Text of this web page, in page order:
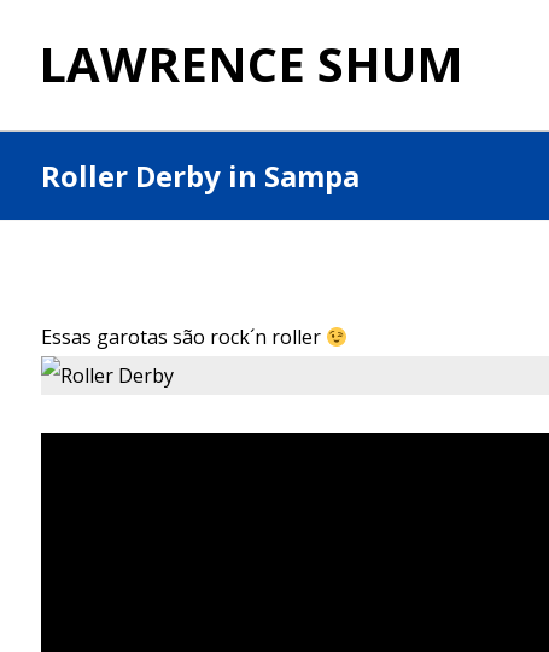
LAWRENCE SHUM
Roller Derby in Sampa
Essas garotas são rock´n roller